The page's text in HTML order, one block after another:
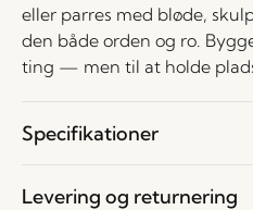
eller parres med bløde,
den både orden og ro.
ting — men til at holde
Specifikationer
Levering og returnering